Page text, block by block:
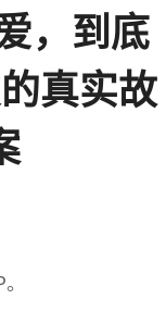
，到底
真实故
。